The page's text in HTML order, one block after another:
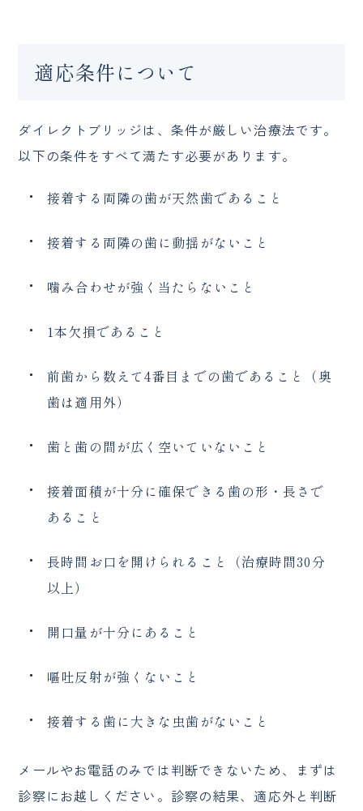
適応条件について
ダイレクトブリッジは、条件が厳しい治療法です。
以下の条件をすべて満たす必要があります。
接着する両隣の歯が天然歯であること
接着する両隣の歯に動揺がないこと
噛み合わせが強く当たらないこと
1本欠損であること
前歯から数えて4番目までの歯であること（奥
歯は適用外）
歯と歯の間が広く空いていないこと
接着面積が十分に確保できる歯の形・長さで
あること
長時間お口を開けられること（治療時間30分
以上）
開口量が十分にあること
嘔吐反射が強くないこと
接着する歯に大きな虫歯がないこと
メールやお電話のみでは判断できないため、まずは
診察にお越しください。診察の結果、適応外と判断